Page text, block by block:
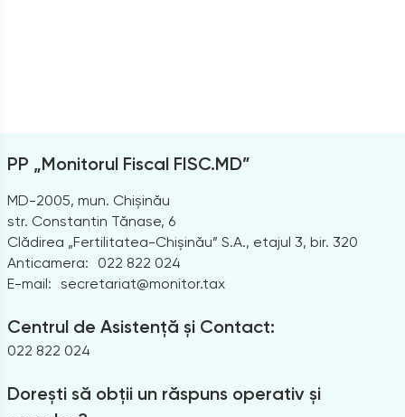
PP „Monitorul Fiscal FISC.MD”
MD-2005, mun. Chișinău
str. Constantin Tănase, 6
Clădirea „Fertilitatea-Chișinău” S.A., etajul 3, bir. 320
Anticamera:
022 822 024
E-mail: secretariat@monitor.tax
Centrul de Asistență și Contact:
022 822 024
Dorești să obții un răspuns operativ și